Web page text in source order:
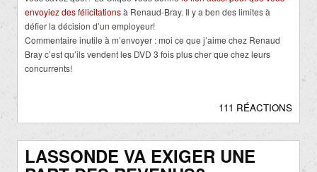
envoyiez des félicitationsà Renaud-Bray. Il y a ben des limites à
défier la décision d’un employeur!
Commentaire inutile à m’envoyer : moi ce que j’aime chez Renaud
Bray c’est qu’ils vendent les DVD 3 fois plus cher que chez leurs
concurrents!
111 RÉACTIONS
LASSONDE VA EXIGER UNE